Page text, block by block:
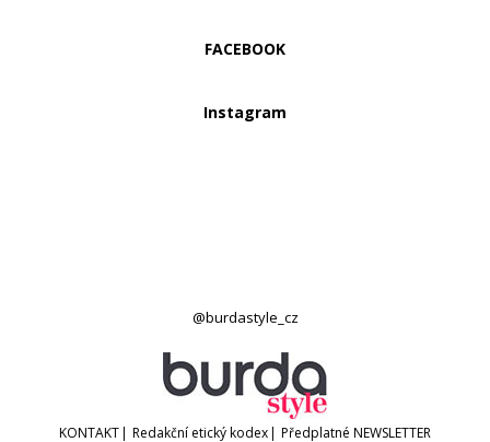
FACEBOOK
Instagram
@burdastyle_cz
KONTAKT| Redakční etický kodex| Předplatné NEWSLETTER